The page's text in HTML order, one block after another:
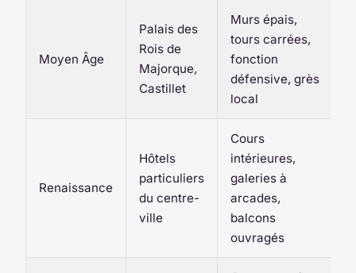
Moyen Âge
Palais des
Rois de
Majorque,
Castillet
Murs épais,
tours carrées,
fonction
défensive, grès
local
Renaissance
Hôtels
particuliers
du centre-
ville
Cours
intérieures,
galeries à
arcades,
balcons
ouvragés